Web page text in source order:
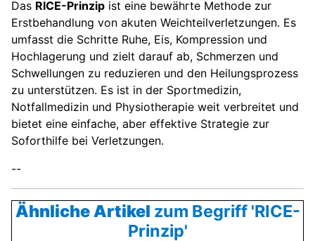
Das RICE-Prinzip ist eine bewährte Methode zur
Erstbehandlung von akuten Weichteilverletzungen. Es
umfasst die Schritte Ruhe, Eis, Kompression und
Hochlagerung und zielt darauf ab, Schmerzen und
Schwellungen zu reduzieren und den Heilungsprozess
zu unterstützen. Es ist in der Sportmedizin,
Notfallmedizin und Physiotherapie weit verbreitet und
bietet eine einfache, aber effektive Strategie zur
Soforthilfe bei Verletzungen.
--
Ähnliche Artikel zum Begriff 'RICE-
Prinzip'